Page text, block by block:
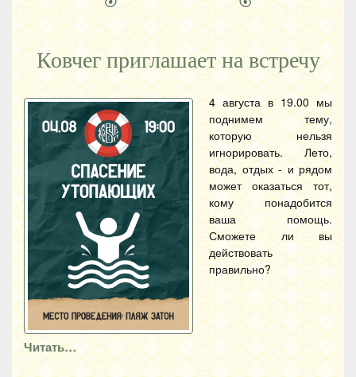
Ковчег приглашает на встречу
4 августа в 19.00 мы
поднимем тему,
которую нельзя
игнорировать. Лето,
вода, отдых - и рядом
может оказаться тот,
кому понадобится
ваша помощь.
Сможете ли вы
действовать
правильно?
Читать…